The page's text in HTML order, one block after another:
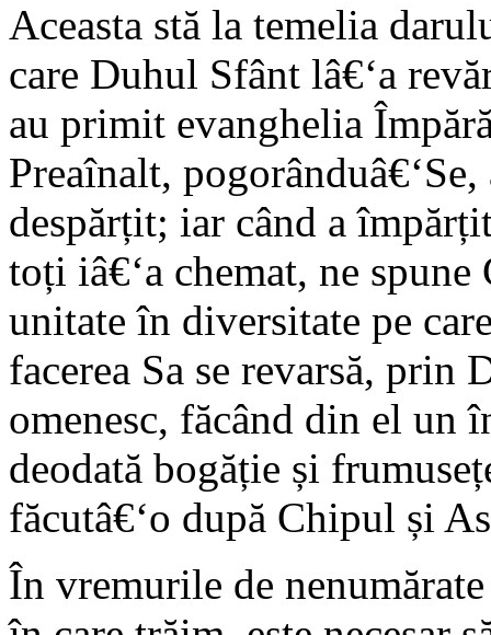
Aceasta stă la temelia
care Duhul Sfânt lâ€‘a
au primit evanghelia
Preaînalt,
despărțit; iar când a
toți iâ€‘a chemat, ne
unitate în diversitate pe
facerea Sa se revarsă, prin
omenesc, făcând din el un
deodată bogăție și
făcutâ€‘o după Chipul și
În vremurile de